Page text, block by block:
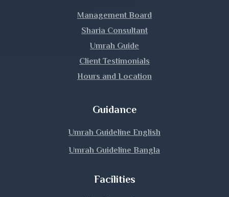
Lakshmipur
Madaripur
Manikganj
Meherpur
Management Board
Sharia Consultant
Umrah Guide
Client Testimonials
Hours and Location
Guidance
Umrah Guideline English
Umrah Guideline Bangla
Facilities